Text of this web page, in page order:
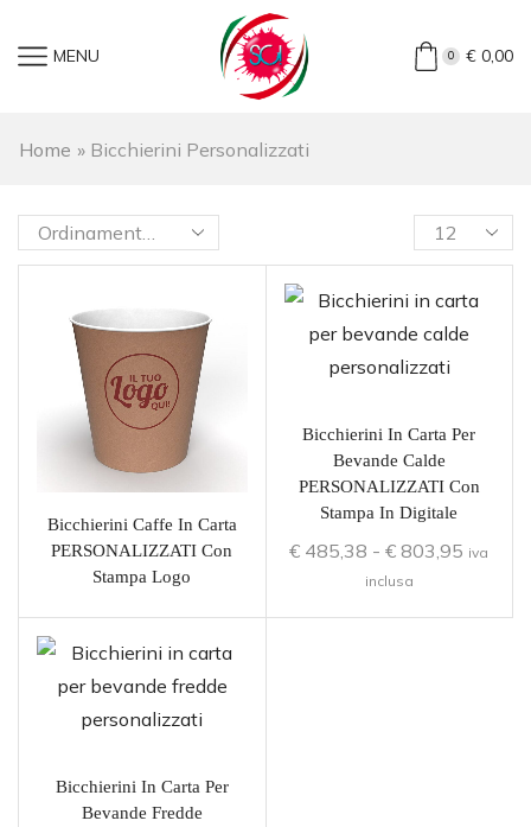
MENU 0 €0,00
Home » Bicchierini Personalizzati
Bicchierini Caffe In Carta
PERSONALIZZATI Con
Stampa Logo
Bicchierini In Carta Per
Bevande Calde
PERSONALIZZATI Con
Stampa In Digitale
€ 485,38 - € 803,95 iva
inclusa
Bicchierini In Carta Per
Bevande Fredde